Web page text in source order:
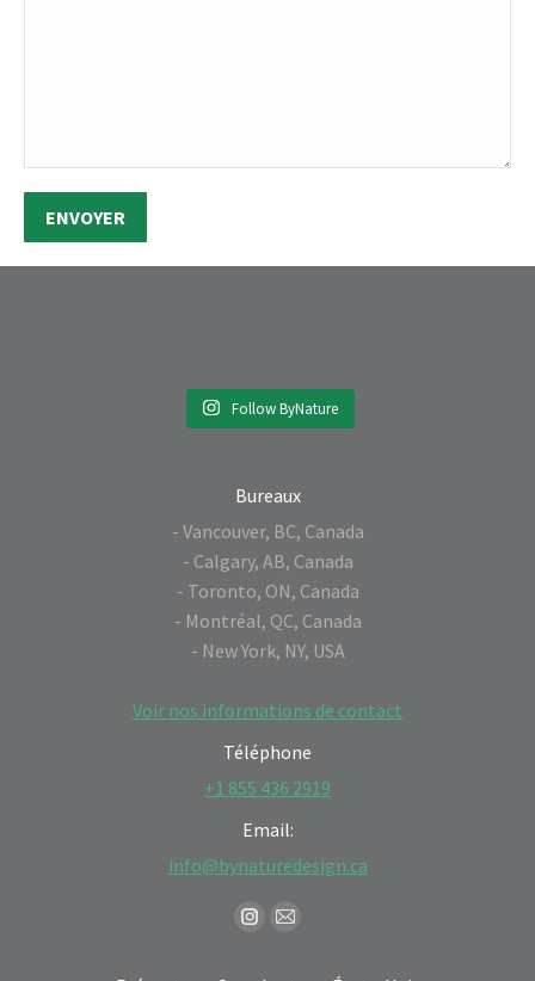
Follow ByNature
Bureaux
- Vancouver, BC, Canada
- Calgary, AB, Canada
- Toronto, ON, Canada
- Montréal, QC, Canada
- New York, NY, USA
Voir nos informations de contact
Téléphone
+1 855 436 2919
Email:
info@bynaturedesign.ca
Instagram
Mail